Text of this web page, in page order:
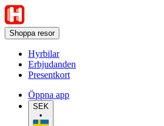
Shoppa resor
Hyrbilar
Erbjudanden
Presentkort
Öppna app
SEK
•